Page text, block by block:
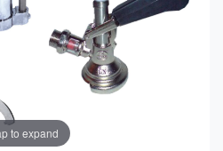
to expand